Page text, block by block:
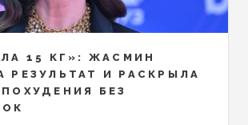
15 КГ»: ЖАСМИН
РЕЗУЛЬТАТ И РАСКРЫЛА
БЕЗ